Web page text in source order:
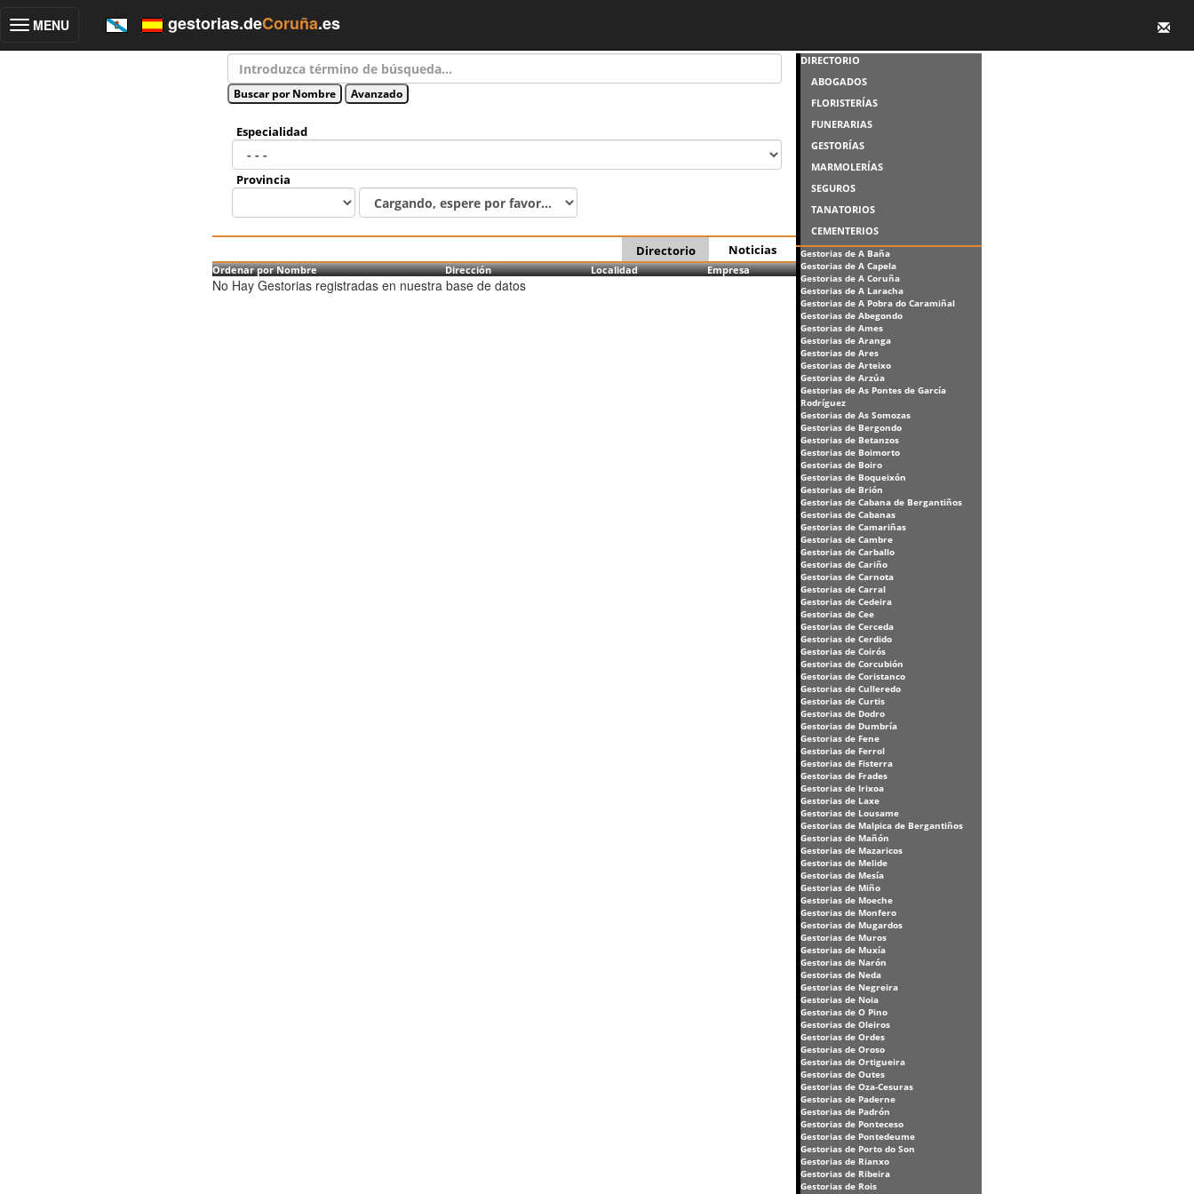
Toggle
MENU gestorias.deCoruña.es
Especialidad
Provincia
Directorio Noticias
Ordenar por Nombre Dirección Localidad Empresa
No Hay Gestorias registradas en nuestra base de datos
DIRECTORIO
ABOGADOS
FLORISTERÍAS
FUNERARIAS
GESTORÍAS
MARMOLERÍAS
SEGUROS
TANATORIOS
CEMENTERIOS
Gestorias de A Baña
Gestorias de A Capela
Gestorias de A Coruña
Gestorias de A Laracha
Gestorias de A Pobra do Caramiñal
Gestorias de Abegondo
Gestorias de Ames
Gestorias de Aranga
Gestorias de Ares
Gestorias de Arteixo
Gestorias de Arzúa
Gestorias de As Pontes de García
Rodríguez
Gestorias de As Somozas
Gestorias de Bergondo
Gestorias de Betanzos
Gestorias de Boimorto
Gestorias de Boiro
Gestorias de Boqueixón
Gestorias de Brión
Gestorias de Cabana de Bergantiños
Gestorias de Cabanas
Gestorias de Camariñas
Gestorias de Cambre
Gestorias de Carballo
Gestorias de Cariño
Gestorias de Carnota
Gestorias de Carral
Gestorias de Cedeira
Gestorias de Cee
Gestorias de Cerceda
Gestorias de Cerdido
Gestorias de Coirós
Gestorias de Corcubión
Gestorias de Coristanco
Gestorias de Culleredo
Gestorias de Curtis
Gestorias de Dodro
Gestorias de Dumbría
Gestorias de Fene
Gestorias de Ferrol
Gestorias de Fisterra
Gestorias de Frades
Gestorias de Irixoa
Gestorias de Laxe
Gestorias de Lousame
Gestorias de Malpica de Bergantiños
Gestorias de Mañón
Gestorias de Mazaricos
Gestorias de Melide
Gestorias de Mesía
Gestorias de Miño
Gestorias de Moeche
Gestorias de Monfero
Gestorias de Mugardos
Gestorias de Muros
Gestorias de Muxía
Gestorias de Narón
Gestorias de Neda
Gestorias de Negreira
Gestorias de Noia
Gestorias de O Pino
Gestorias de Oleiros
Gestorias de Ordes
Gestorias de Oroso
Gestorias de Ortigueira
Gestorias de Outes
Gestorias de Oza-Cesuras
Gestorias de Paderne
Gestorias de Padrón
Gestorias de Ponteceso
Gestorias de Pontedeume
Gestorias de Porto do Son
Gestorias de Rianxo
Gestorias de Ribeira
Gestorias de Rois